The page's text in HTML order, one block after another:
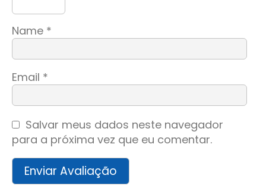
Name *
Email *
Salvar meus dados neste navegador
para a próxima vez que eu comentar.